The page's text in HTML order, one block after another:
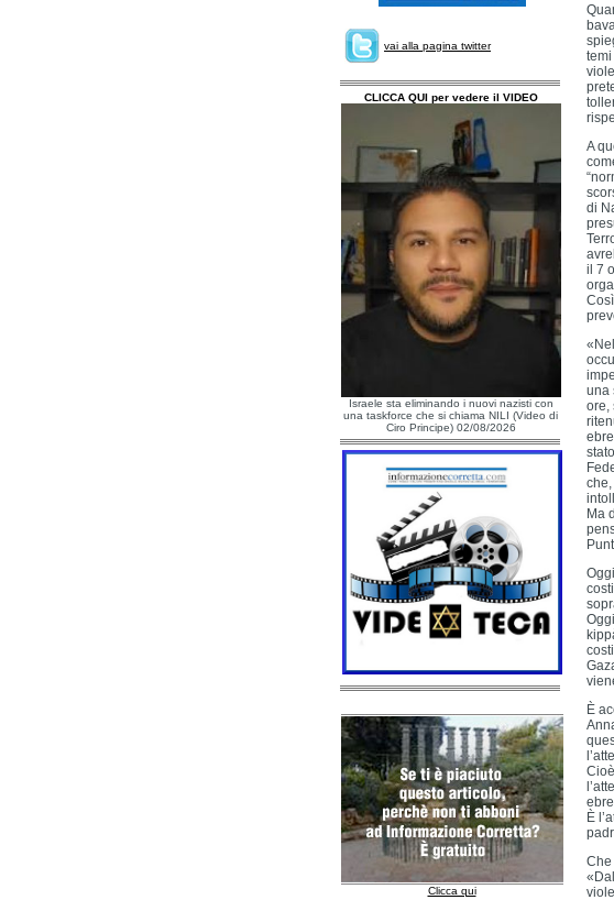
vai alla pagina twitter
CLICCA QUI per vedere il VIDEO
Israele sta eliminando i nuovi nazisti con
una taskforce che si chiama NILI (Video di
Ciro Principe) 02/08/2026
Clicca qui
A
di
il 7
una
ore,
Ma
È
È
Che